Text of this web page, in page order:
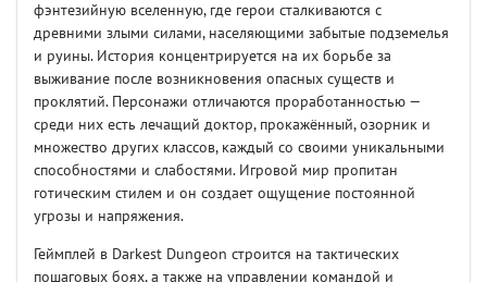
фэнтезийную вселенную, где герои сталкиваются с
древними злыми силами, населяющими забытые подземелья
и руины. История концентрируется на их борьбе за
выживание после возникновения опасных существ и
проклятий. Персонажи отличаются проработанностью —
среди них есть лечащий доктор, прокажённый, озорник и
множество других классов, каждый со своими уникальными
способностями и слабостями. Игровой мир пропитан
готическим стилем и он создает ощущение постоянной
угрозы и напряжения.
Геймплей в Darkest Dungeon строится на тактических
пошаговых боях, а также на управлении командой и